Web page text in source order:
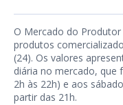
O Mercado do
produtos
(24). Os valores
diária no mercado, que
2h às 22h) e aos
partir das 21h.